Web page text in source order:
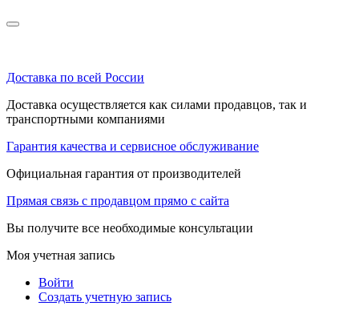
Доставка по всей России
Доставка осуществляется как силами продавцов, так и
транспортными компаниями
Гарантия качества и сервисное обслуживание
Официальная гарантия от производителей
Прямая связь с продавцом прямо с сайта
Вы получите все необходимые консультации
Моя учетная запись
Войти
Создать учетную запись